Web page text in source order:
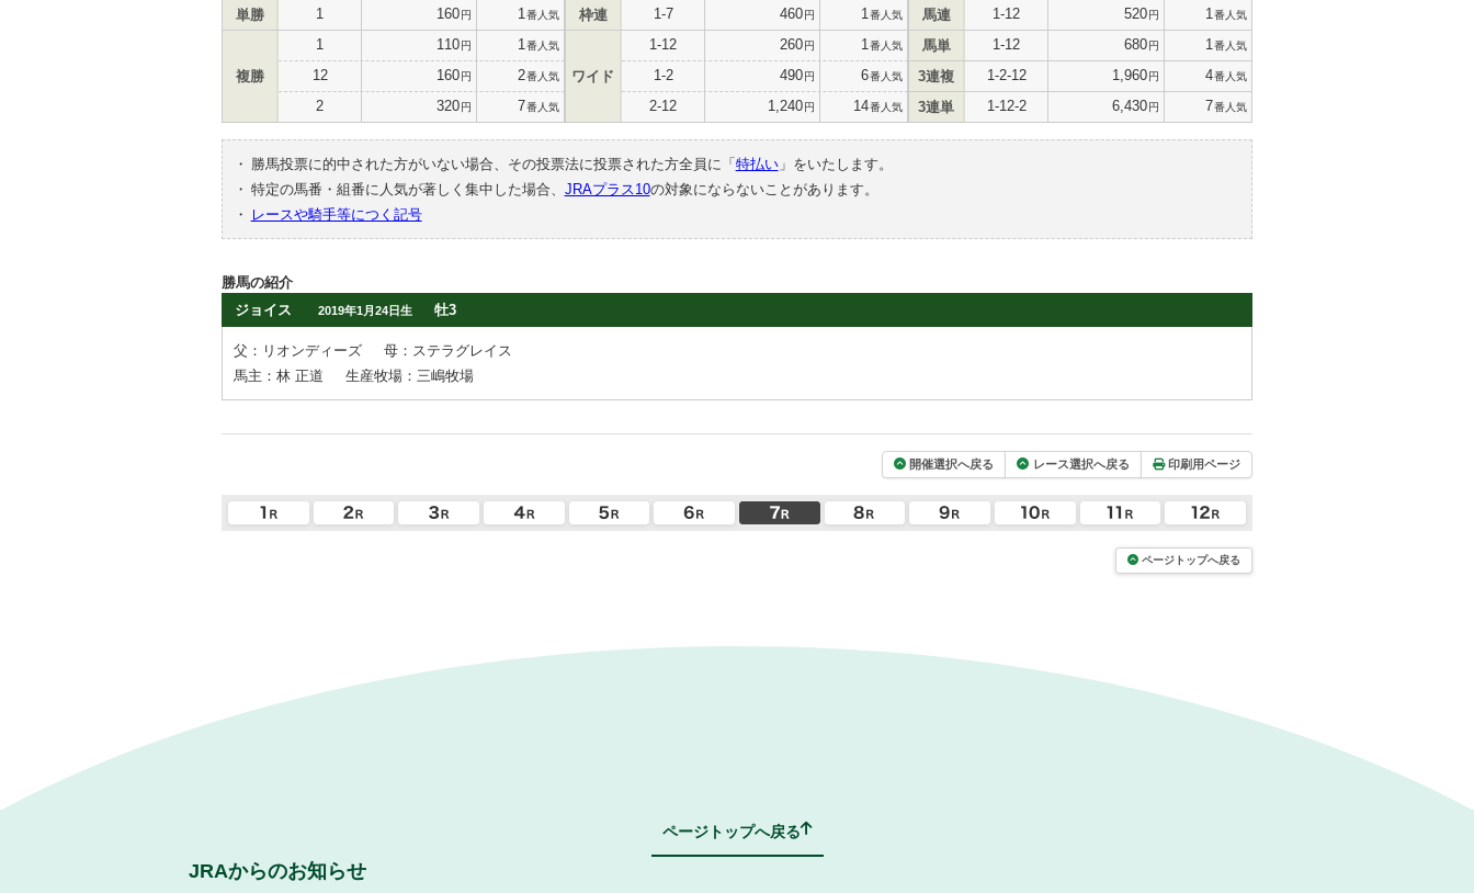
単勝 1 160円 1 番人気
複勝
1 110円 1 番人気
12 160円 2番人気
2 320円 7番人気
枠連 1-7 460円 1 番人気
ワイド
1-12 260円 1 番人気
1-2 490円 6番人気
2-12 1,240円 14番人気
馬連 1-12 520円 1 番人気
馬単 1-12 680円 1 番人気
3連複 1-2-12 1,960円 4番人気
3連単 1-12-2 6,430円 7番人気
・ 勝馬投票に的中された方がいない場合、その投票法に投票された方全員に「 特払い」をいたします。
・ 特定の馬番・組番に人気が著しく集中した場合、 JRAプラス10の対象にならないことがあります。
・
レースや騎手等につく記号
勝馬の紹介
ジョイス
2019年1月24日生 牡3
父：リオンディーズ
母：ステラグレイス
馬主：林 正道
生産牧場：三嶋牧場
開催選択へ戻る レース選択へ戻る 印刷用ページ
ページトップへ戻る
ページトップへ戻る
JRAからのお知らせ